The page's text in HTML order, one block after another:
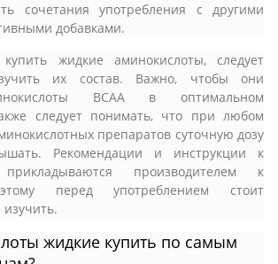
сочетания употребления с другими
добавками.
жидкие аминокислоты, следует
их состав. Важно, чтобы они
ВСАА в оптимальном
следует понимать, что при любом
препаратов суточную дозу
Рекомендации и инструкции к
производителем к
перед употреблением стоит
жидкие купить по самым